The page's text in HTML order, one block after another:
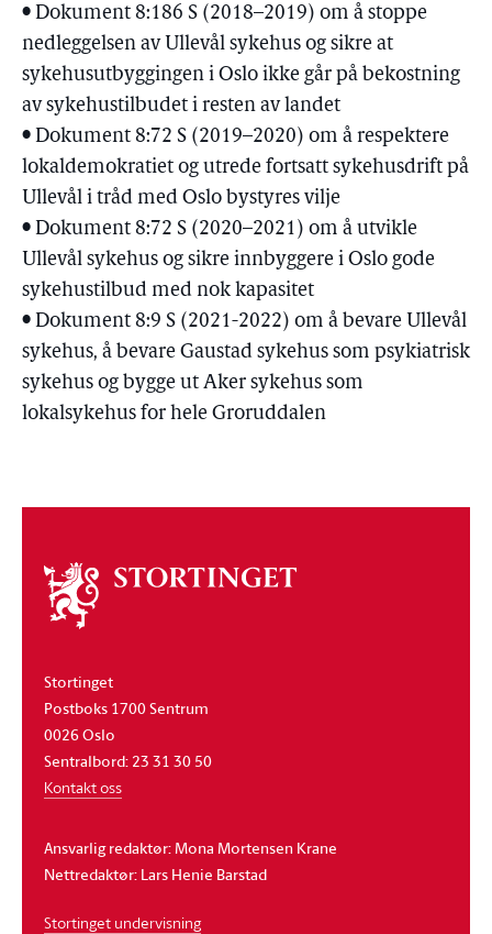
• Dokument 8:186 S (2018–2019) om å stoppe
nedleggelsen av Ullevål sykehus og sikre at
sykehusutbyggingen i Oslo ikke går på bekostning
av sykehustilbudet i resten av landet
• Dokument 8:72 S (2019–2020) om å respektere
lokaldemokratiet og utrede fortsatt sykehusdrift på
Ullevål i tråd med Oslo bystyres vilje
• Dokument 8:72 S (2020–2021) om å utvikle
Ullevål sykehus og sikre innbyggere i Oslo gode
sykehustilbud med nok kapasitet
• Dokument 8:9 S (2021-2022) om å bevare Ullevål
sykehus, å bevare Gaustad sykehus som psykiatrisk
sykehus og bygge ut Aker sykehus som
lokalsykehus for hele Groruddalen
Om
stortinget
Stortinget
Postboks 1700 Sentrum
0026 Oslo
Sentralbord: 23 31 30 50
Kontakt oss
Ansvarlig redaktør: Mona Mortensen Krane
Nettredaktør: Lars Henie Barstad
Stortinget undervisning